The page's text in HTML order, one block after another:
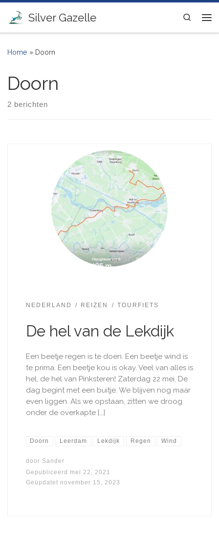
Ga naar inhoud
Silver Gazelle
Search
Home » Doorn
Doorn
2 berichten
NEDERLAND REIZEN TOURFIETS
De hel van de Lekdijk
Een beetje regen is te doen. Een beetje wind is
te prima. Een beetje kou is okay. Veel van alles is
hel, de hel van Pinksteren! Zaterdag 22 mei. De
dag begint met een buitje. We blijven nog maar
even liggen. Als we opstaan, zitten we droog
onder de overkapte […]
Doorn Leerdam Lekdijk Regen Wind
door Sander
Gepubliceerd mei 22, 2021
Geüpdatet november 15, 2023